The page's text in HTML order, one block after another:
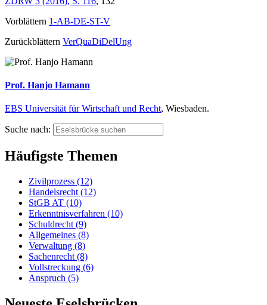
Vorblättern 1-AB-DE-ST-V
Zurückblättern VerQuaDiDelUng
Prof. Hanjo Hamann
EBS Universität für Wirtschaft und Recht, Wiesbaden.
Suche nach:
Häufigste Themen
Zivilprozess (12)
Handelsrecht (12)
StGB AT (10)
Erkenntnisverfahren (10)
Schuldrecht (9)
Allgemeines (8)
Verwaltung (8)
Sachenrecht (8)
Vollstreckung (6)
Anspruch (5)